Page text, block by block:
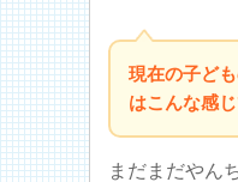
現在の子ど
はこんな感
まだまだやん